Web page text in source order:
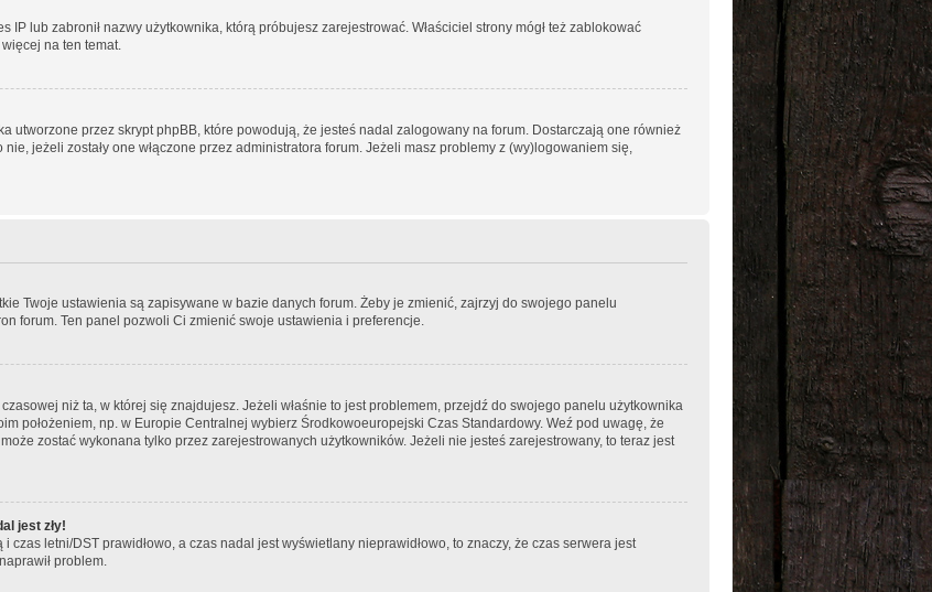
IP lub zabronił nazwy użytkownika, którą próbujesz zarejestrować. Właściciel strony mógł też zablokować
na ten temat.
utworzone przez skrypt phpBB, które powodują, że jesteś nadal zalogowany na forum. Dostarczają one również
jeżeli zostały one włączone przez administratora forum. Jeżeli masz problemy z (wy)logowaniem się,
Twoje ustawienia są zapisywane w bazie danych forum. Żeby je zmienić, zajrzyj do swojego panelu
forum. Ten panel pozwoli Ci zmienić swoje ustawienia i preferencje.
niż ta, w której się znajdujesz. Jeżeli właśnie to jest problemem, przejdź do swojego panelu użytkownika
położeniem, np. w Europie Centralnej wybierz Środkowoeuropejski Czas Standardowy. Weź pod uwagę, że
zostać wykonana tylko przez zarejestrowanych użytkowników. Jeżeli nie jesteś zarejestrowany, to teraz jest
jest zły!
czas letni/DST prawidłowo, a czas nadal jest wyświetlany nieprawidłowo, to znaczy, że czas serwera jest
problem.